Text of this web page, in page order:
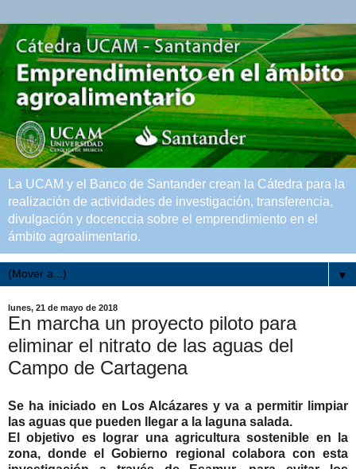
La UCAM y el Banco de Santander crean la Cátedra para la
realización de actividades de investigación, transferencia,
divulgación y docenccia sobre el emprendimiento en el
ámbito agroalimentario.
▼
lunes, 21 de mayo de 2018
En marcha un proyecto piloto para
eliminar el nitrato de las aguas del
Campo de Cartagena
Se ha iniciado en Los Alcázares y va a permitir limpiar
las aguas que pueden llegar a la laguna salada.
El objetivo es lograr una agricultura sostenible en la
zona, donde el Gobierno regional colabora con esta